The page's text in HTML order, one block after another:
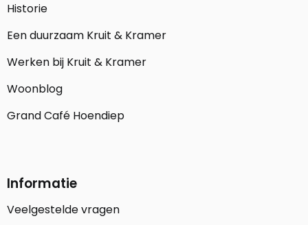
Historie
Een duurzaam Kruit & Kramer
Werken bij Kruit & Kramer
Woonblog
Grand Café Hoendiep
Informatie
Veelgestelde vragen